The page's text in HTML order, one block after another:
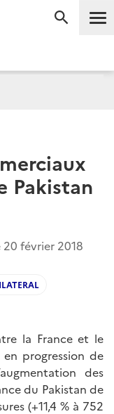
Pakistan
20 février 2018
la France et le
en progression de
des
du Pakistan de
(+11,4 % à 752